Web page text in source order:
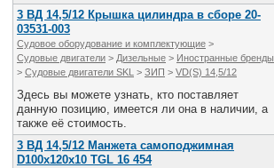
3 ВД 14,5/12 Крышка цилиндра в сборе 20-
03531-003
Судовое оборудование и комплектующие >
Судовые двигатели > Дизельные > Иностранные бренды
> Судовые двигатели SKL > ЗИП > VD(S) 14,5/12
Здесь вы можете узнать, кто поставляет
данную позицию, имеется ли она в наличии, а
также её стоимость.
3 ВД 14,5/12 Манжета самоподжимная
D100x120x10 TGL 16 454